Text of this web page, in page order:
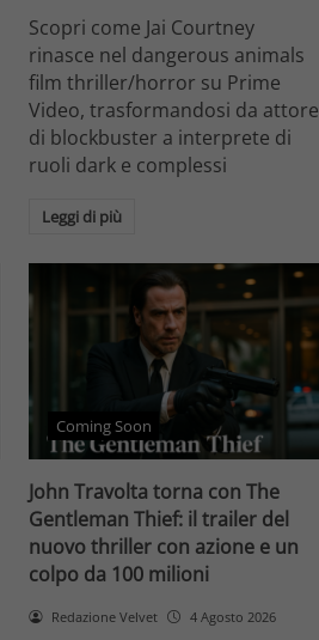
Scopri come Jai Courtney
rinasce nel dangerous animals
film thriller/horror su Prime
Video, trasformandosi da attore
di blockbuster a interprete di
ruoli dark e complessi
Leggi di più
Coming Soon
John Travolta torna con The
Gentleman Thief: il trailer del
nuovo thriller con azione e un
colpo da 100 milioni
Redazione Velvet 4 Agosto 2026